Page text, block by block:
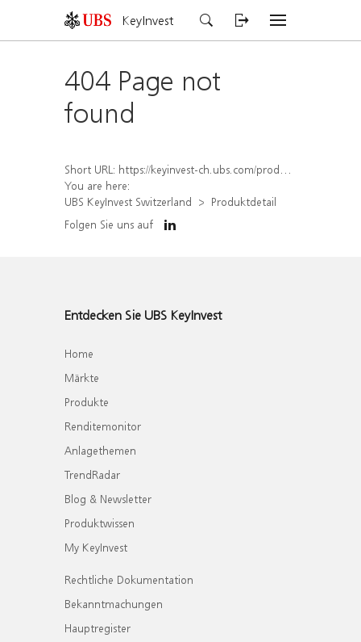
KeyInvest
404 Page not
found
Short URL: https://keyinvest-ch.ubs.com/produkt/detail/index/isin/CH1558312513
You are here:
UBS KeyInvest Switzerland
Produktdetail
Folgen Sie uns auf
Entdecken Sie UBS KeyInvest
Home
Märkte
Produkte
Renditemonitor
Anlagethemen
TrendRadar
Blog & Newsletter
Produktwissen
My KeyInvest
Rechtliche Dokumentation
Bekanntmachungen
Hauptregister